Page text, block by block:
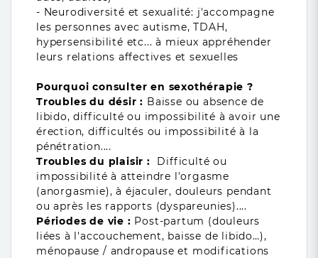
- Neurodiversité et sexualité: j'accompagne
les personnes avec autisme, TDAH,
hypersensibilité etc... à mieux appréhender
leurs relations affectives et sexuelles
Pourquoi consulter en sexothérapie ?
Troubles du désir : Baisse ou absence de
libido, difficulté ou impossibilité à avoir une
érection, difficultés ou impossibilité à la
pénétration....
Troubles du plaisir : Difficulté ou
impossibilité à atteindre l'orgasme
(anorgasmie), à éjaculer, douleurs pendant
ou après les rapports (dyspareunies)....
Périodes de vie : Post-partum (douleurs
liées à l'accouchement, baisse de libido…),
ménopause / andropause et modifications